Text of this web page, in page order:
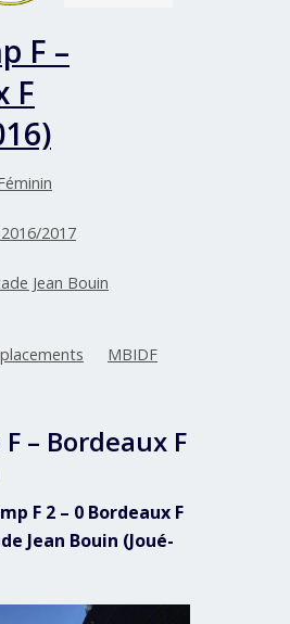
F –
F
2017
Jean Bouin
MBIDF
– Bordeaux F
F 2 – 0 Bordeaux F
Jean Bouin (Joué-